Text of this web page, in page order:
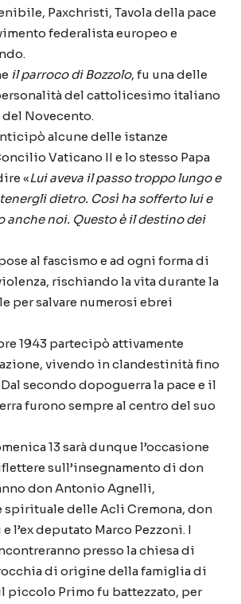
Paxchristi, Tavola della pace
federalista europeo e
ilparrocodi Bozzolo, fu una delle
del cattolicesimo italiano
Novecento.
alcune delle istanze
Vaticano II e lo stesso Papa
«Lui aveva il passo troppo lungo e
dietro. Così ha sofferto lui e
anche noi. Questo è il destino dei
al fascismo e ad ogni forma di
rischiando la vita durante la
per salvare numerosi ebrei
1943 partecipò attivamente
vivendo in clandestinità fino
Dal secondo dopoguerra la pace e il
furono sempre al centro del suo
13 sarà dunque l’occasione
sull’insegnamento di don
don Antonio Agnelli,
spirituale delle Acli Cremona, don
l’ex deputato Marco Pezzoni. I
presso la chiesa di
di origine della famiglia di
piccolo Primo fu battezzato, per